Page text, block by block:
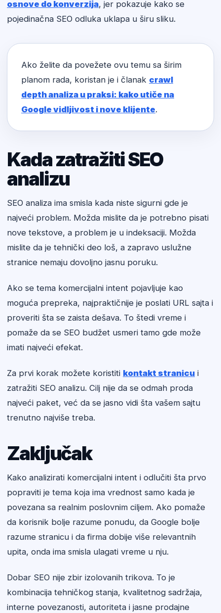
osnove do konverzija, jer pokazuje kako se
pojedinačna SEO odluka uklapa u širu sliku.
Ako želite da povežete ovu temu sa širim
planom rada, koristan je i članak crawl
depth analiza u praksi: kako utiče na
Google vidljivost i nove klijente.
Kada zatražiti SEO
analizu
SEO analiza ima smisla kada niste sigurni gde je
najveći problem. Možda mislite da je potrebno pisati
nove tekstove, a problem je u indeksaciji. Možda
mislite da je tehnički deo loš, a zapravo uslužne
stranice nemaju dovoljno jasnu poruku.
Ako se tema komercijalni intent pojavljuje kao
moguća prepreka, najpraktičnije je poslati URL sajta i
proveriti šta se zaista dešava. To štedi vreme i
pomaže da se SEO budžet usmeri tamo gde može
imati najveći efekat.
Za prvi korak možete koristiti kontakt stranicu i
zatražiti SEO analizu. Cilj nije da se odmah proda
najveći paket, već da se jasno vidi šta vašem sajtu
trenutno najviše treba.
Zaključak
Kako analizirati komercijalni intent i odlučiti šta prvo
popraviti je tema koja ima vrednost samo kada je
povezana sa realnim poslovnim ciljem. Ako pomaže
da korisnik bolje razume ponudu, da Google bolje
razume stranicu i da firma dobije više relevantnih
upita, onda ima smisla ulagati vreme u nju.
Dobar SEO nije zbir izolovanih trikova. To je
kombinacija tehničkog stanja, kvalitetnog sadržaja,
interne povezanosti, autoriteta i jasne prodajne